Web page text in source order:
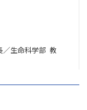
／生命科学部 教